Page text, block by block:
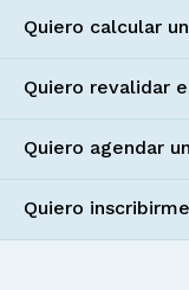
Quiero calcular
Quiero revalidar
Quiero agendar
Quiero